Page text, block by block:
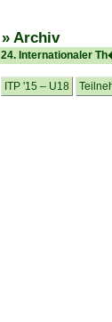
» Archiv
24. Internationaler
ITP '15 – U18